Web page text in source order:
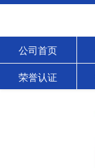
公司首页
荣誉认证